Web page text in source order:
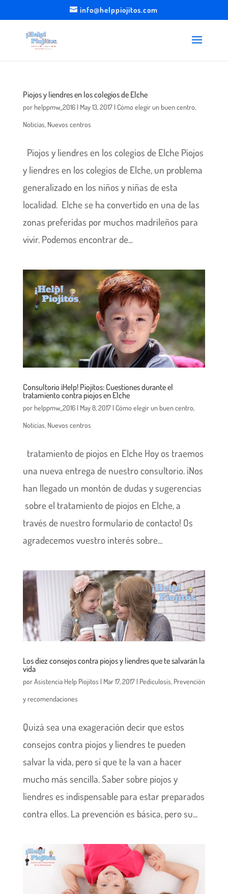
info@helppiojitos.com
Piojos y liendres en los colegios de Elche
porhelppmw_2016| May 13, 2017| Cómo elegir un buen centro,
Noticias, Nuevos centros
Piojos y liendres en los colegios de Elche Piojos
y liendres en los colegios de Elche, un problema
generalizado en los niños y niñas de esta
localidad. Elche se ha convertido en una de las
zonas preferidas por muchos madrileños para
vivir. Podemos encontrar de...
Consultorio ¡Help! Piojitos: Cuestiones durante el
tratamiento contra piojos en Elche
porhelppmw_2016| May 8, 2017| Cómo elegir un buen centro,
Noticias, Nuevos centros
tratamiento de piojos en Elche Hoy os traemos
una nueva entrega de nuestro consultorio. ¡Nos
han llegado un montón de dudas y sugerencias
sobre el tratamiento de piojos en Elche, a
través de nuestro formulario de contacto! Os
agradecemos vuestro interés sobre...
Los diez consejos contra piojos y liendres que te salvarán la
vida
porAsistencia Help Piojitos | Mar 17, 2017| Pediculosis, Prevención
y recomendaciones
Quizá sea una exageración decir que estos
consejos contra piojos y liendres te pueden
salvar la vida, pero sí que te la van a hacer
mucho más sencilla. Saber sobre piojos y
liendres es indispensable para estar preparados
contra ellos. La prevención es básica, pero su...